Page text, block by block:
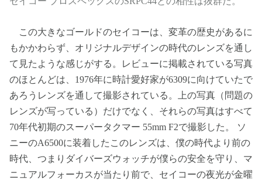
この大きなゴールドのセイコーは、変革の歴史があるに
もかかわらず、オリジナルデザインの時代のレンズを通し
て見たような感じがする。レビューに掲載されている写真
のほとんどは、1976年に時計愛好家が6309に向けていたで
あろうレンズを通して撮影されている。上の写真（問題の
レンズが写っている）だけでなく、それらの写真はすべて
70年代初期のスーパータクマー 55mm F2で撮影した。 ソ
ニーのA6500に装着したこのレンズは、僕の時代より前の
時代、つまりダイバーズウォッチが僕らの安全を守り、マ
ニュアルフォーカスが当たり前で、セイコーの夜光が金曜